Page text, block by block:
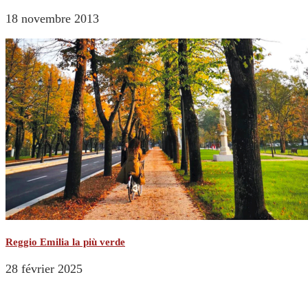
18 novembre 2013
Reggio Emilia la più verde
28 février 2025